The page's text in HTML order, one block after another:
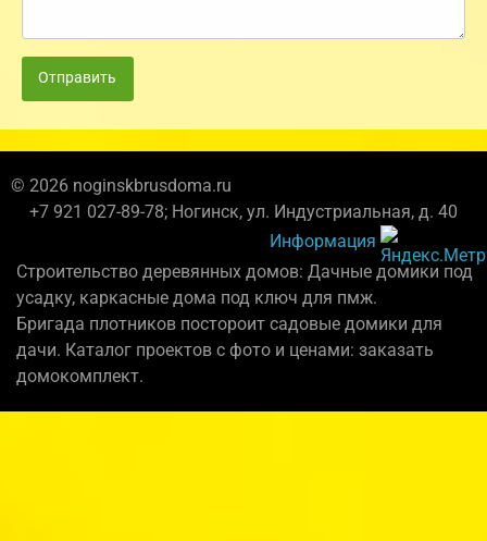
Отправить
© 2026 noginskbrusdoma.ru
+7 921 027-89-78; Ногинск, ул. Индустриальная, д. 40
Информация
Строительство деревянных домов: Дачные домики под
усадку, каркасные дома под ключ для пмж.
Бригада плотников постороит садовые домики для
дачи. Каталог проектов с фото и ценами: заказать
домокомплект.